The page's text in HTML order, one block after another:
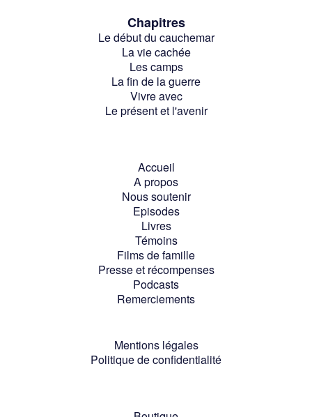
Chapitres
Le début du cauchemar
La vie cachée
Les camps
La fin de la guerre
Vivre avec
Le présent et l'avenir
Accueil
A propos
Nous soutenir
Episodes
Livres
Témoins
Films de famille
Presse et récompenses
Podcasts
Remerciements
Mentions légales
Politique de confidentialité